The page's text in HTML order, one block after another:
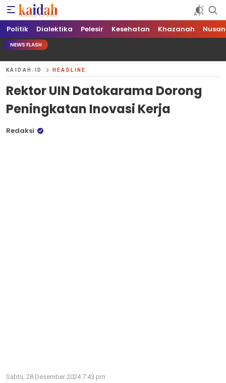
Kaidah.ID
Independen dan Berani
Politik Dialektika Pelesir Kesehatan Khazanah
NEWS FLASH
KAIDAH.ID HEADLINE
Rektor UIN Datokarama Dorong
Peningkatan Inovasi Kerja
Redaksi
Sabtu, 28 Desember 2024 7:43 pm